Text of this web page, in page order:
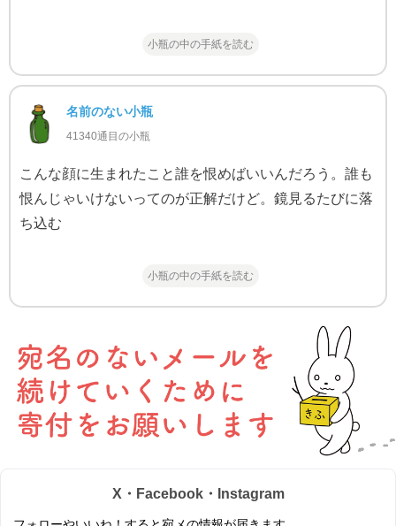
小瓶の中の手紙を読む
名前のない小瓶
41340通目の小瓶
こんな顔に生まれたこと誰を恨めばいいんだろう。誰も
恨んじゃいけないってのが正解だけど。鏡見るたびに落
ち込む
小瓶の中の手紙を読む
X・Facebook・Instagram